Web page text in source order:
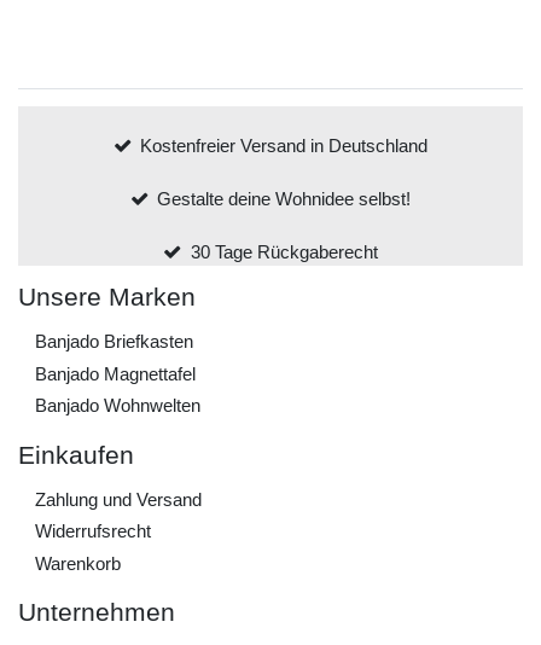
Kostenfreier Versand in Deutschland
Gestalte deine Wohnidee selbst!
30 Tage Rückgaberecht
Unsere Marken
Banjado Briefkasten
Banjado Magnettafel
Banjado Wohnwelten
Einkaufen
Zahlung und Versand
Widerrufs­recht
Warenkorb
Unternehmen